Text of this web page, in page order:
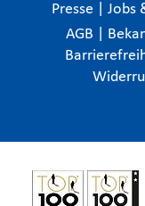
Presse Jobs
AGB